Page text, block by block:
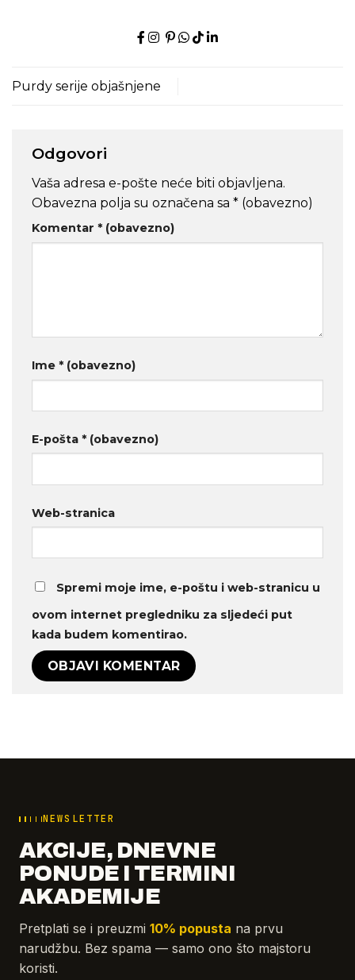
Purdy serije objašnjene
Odgovori
Vaša adresa e-pošte neće biti objavljena.
Obavezna polja su označena sa * (obavezno)
Komentar * (obavezno)
Ime * (obavezno)
E-pošta * (obavezno)
Web-stranica
Spremi moje ime, e-poštu i web-stranicu u
ovom internet pregledniku za sljedeći put
kada budem komentirao.
NEWSLETTER
AKCIJE, DNEVNE
PONUDE I TERMINI
AKADEMIJE
Pretplati se i preuzmi 10% popusta na prvu
narudžbu. Bez spama — samo ono što majstoru
koristi.